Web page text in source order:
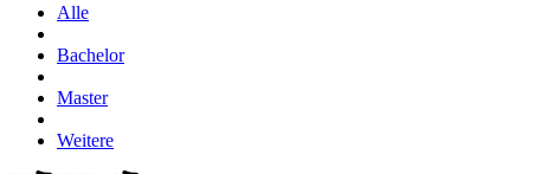
Alle
Bachelor
Master
Weitere